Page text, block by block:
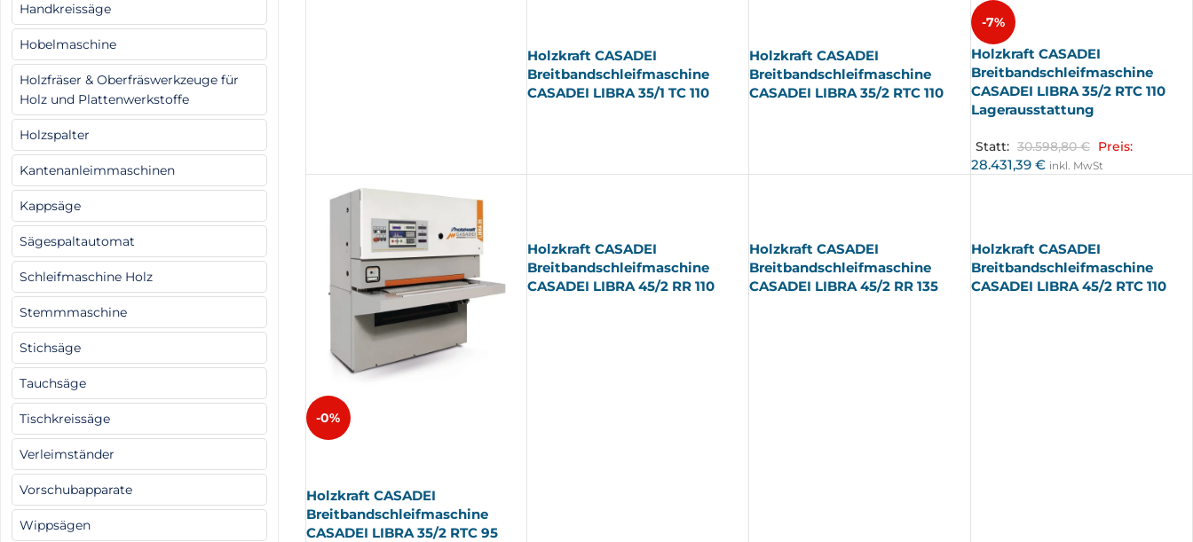
Handkreissäge
Hobelmaschine
Holzfräser & Oberfräswerkzeuge für
Holz und Plattenwerkstoffe
Holzspalter
Kantenanleimmaschinen
Kappsäge
Sägespaltautomat
Schleifmaschine Holz
Stemmmaschine
Stichsäge
Tauchsäge
Tischkreissäge
Verleimständer
Vorschubapparate
Wippsägen
Holzkraft CASADEI
Breitbandschleifmaschine
CASADEI LIBRA 35/1 TC 110
Holzkraft CASADEI
Breitbandschleifmaschine
CASADEI LIBRA 35/2 RTC 110
-7%
Holzkraft CASADEI
Breitbandschleifmaschine
CASADEI LIBRA 35/2 RTC 110
Lagerausstattung
Statt: 30.598,80€ Preis:
28.431,39€ inkl. MwSt
-0%
Holzkraft CASADEI
Breitbandschleifmaschine
CASADEI LIBRA 35/2 RTC 95
Holzkraft CASADEI
Breitbandschleifmaschine
CASADEI LIBRA 45/2 RR 110
Holzkraft CASADEI
Breitbandschleifmaschine
CASADEI LIBRA 45/2 RR 135
Holzkraft CASADEI
Breitbandschleifmaschine
CASADEI LIBRA 45/2 RTC 110